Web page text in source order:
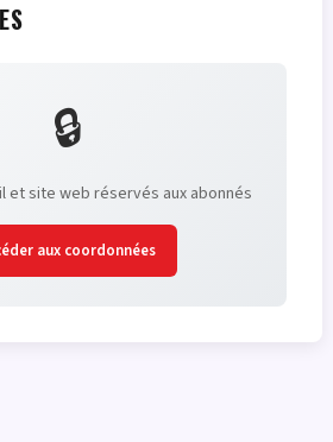
🔒
et site web réservés aux abonnés
aux coordonnées